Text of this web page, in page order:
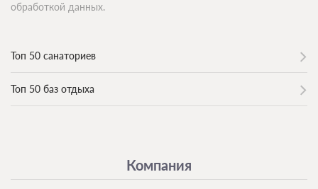
Топ 50 санаториев
Топ 50 баз отдыха
Компания
обработкой данных.